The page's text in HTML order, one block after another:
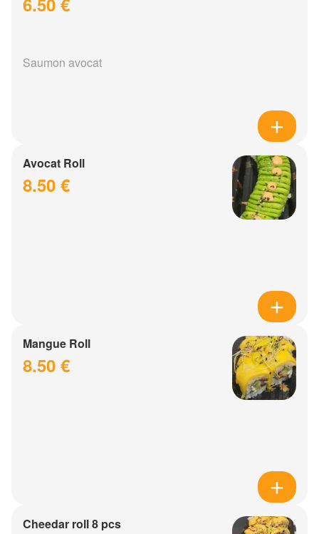
Saumon avocat
Avocat Roll
8.50 €
Mangue Roll
8.50 €
Cheedar roll 8 pcs